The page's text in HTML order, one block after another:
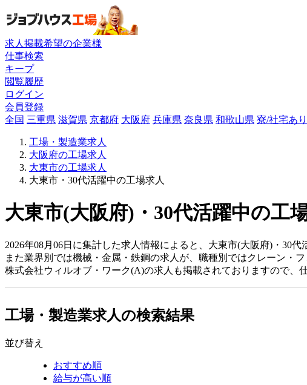
求人掲載希望の企業様
仕事検索
キープ
閲覧履歴
ログイン
会員登録
全国 三重県 滋賀県 京都府 大阪府 兵庫県 奈良県 和歌山県 寮/社宅あり
工場・製造業求人
大阪府の工場求人
大東市の工場求人
大東市・30代活躍中の工場求人
大東市(大阪府)・30代活躍中の工
2026年08月06日に集計した求人情報によると、大東市(大阪府)・30
また業界別では機械・金属・鉄鋼の求人が、職種別ではクレーン・
株式会社ウィルオブ・ワーク(A)の求人も掲載されておりますので、
工場・製造業求人の検索結果
並び替え
おすすめ順
給与が高い順